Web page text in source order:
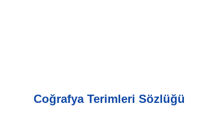
Coğrafya Terimleri Sözlüğü